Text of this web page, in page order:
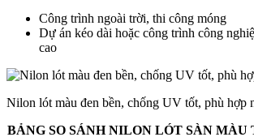
Công trình ngoài trời, thi công móng
Dự án kéo dài hoặc công trình công
cao
Nilon lót màu đen bền, chống UV tốt, phù hợp
BẢNG SO SÁNH NILON LÓT SÀN